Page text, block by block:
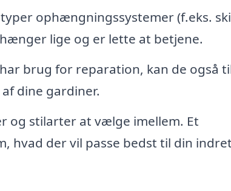
ophængningssystemer (f.eks.
lige og er lette at betjene.
brug for reparation, kan de også
dine gardiner.
og stilarter at vælge imellem. Et
hvad der vil passe bedst til din